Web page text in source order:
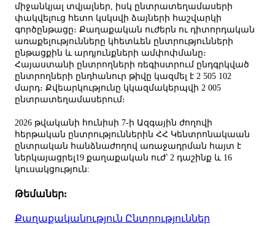
միջանկյալ տվյալներ, իսկ ընտրատեղամասերի
փակվելուց հետո կսկսվի ձայների հաշվարկի
գործընթացը։ Քաղաքական ուժերն ու դիտորդական
առաքելությունները կհետևեն ընտրությունների
ընթացքին և արդյունքների ամփոփմանը։
Հայաստանի ընտրողների ռեգիստրում ընդգրկված
ընտրողների ընդհանուր թիվը կազմել է 2 505 102
մարդ։ Քվեարկությունը կկազմակերպվի 2 005
ընտրատեղամասերում։
2026 թվականի հունիսի 7-ի Ազգային ժողովի
հերթական ընտրություններին ՀՀ Կենտրոնակաան
ընտրական հանձնաժողով առաջադրման հայտ է
ներկայացրել19 քաղաքական ուժ՝ 2 դաշինք և 16
կուսակցություն:
Թեմաներ:
Քաղաքականություն Ընտրություններ